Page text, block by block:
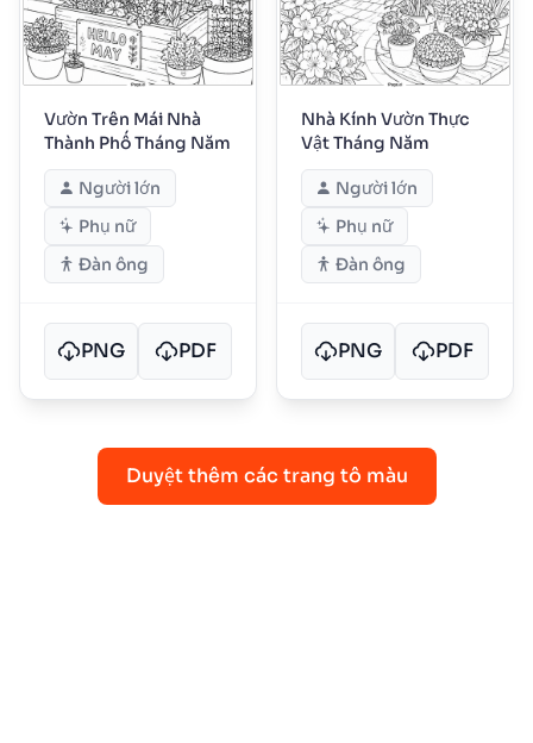
Vườn Trên Mái Nhà
Thành Phố Tháng Năm
Người lớn
Phụ nữ
Đàn ông
PNG PDF
Nhà Kính Vườn Thực
Vật Tháng Năm
Người lớn
Phụ nữ
Đàn ông
PNG PDF
Duyệt thêm các trang tô màu